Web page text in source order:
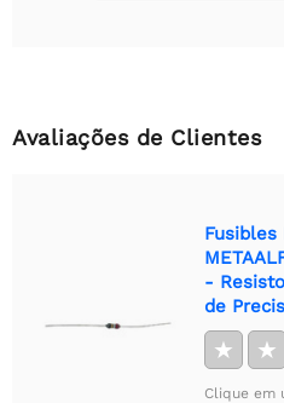
Avaliações de Clientes
Fusibles
-
de
★ ★
Clique em